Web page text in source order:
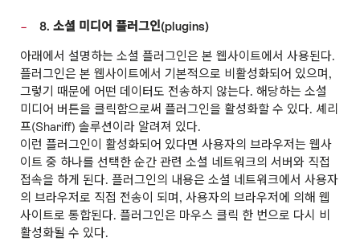
8. 소셜 미디어 플러그인(plugins)
아래에서 설명하는 소셜 플러그인은 본 웹사이트에서 사용된다.
플러그인은 본 웹사이트에서 기본적으로 비활성화되어 있으며,
그렇기 때문에 어떤 데이터도 전송하지 않는다. 해당하는 소셜
미디어 버튼을 클릭함으로써 플러그인을 활성화할 수 있다. 셰리
프(Shariff) 솔루션이라 알려져 있다.
이런 플러그인이 활성화되어 있다면 사용자의 브라우저는 웹사
이트 중 하나를 선택한 순간 관련 소셜 네트워크의 서버와 직접
접속을 하게 된다. 플러그인의 내용은 소셜 네트워크에서 사용자
의 브라우저로 직접 전송이 되며, 사용자의 브라우저에 의해 웹
사이트로 통합된다. 플러그인은 마우스 클릭 한 번으로 다시 비
활성화될 수 있다.